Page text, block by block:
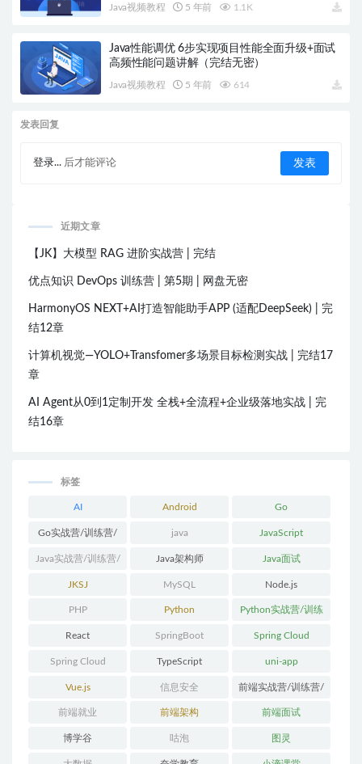
Java视频教程 5 年前 1.1K
Java性能调优 6步实现项目性能全面升级+面试
高频性能问题讲解（完结无密）
Java视频教程 5 年前 614
发表回复
登录... 后才能评论
近期文章
【JK】大模型 RAG 进阶实战营 | 完结
优点知识 DevOps 训练营 | 第5期 | 网盘无密
HarmonyOS NEXT+AI打造智能助手APP (适配DeepSeek) | 完
结12章
计算机视觉—YOLO+Transfomer多场景目标检测实战 | 完结17
章
AI Agent从0到1定制开发 全栈+全流程+企业级落地实战 | 完
结16章
标签
AI Android Go
Go实战营/训练营/
体系课
java JavaScript
Java实战营/训练营/
体系课
Java架构师 Java面试
JKSJ MySQL Node.js
PHP Python Python实战营/训练
营/体系课
React SpringBoot Spring Cloud
Spring Cloud
Alibaba
TypeScript uni-app
Vue.js 信息安全 前端实战营/训练营/
体系课
前端就业 前端架构 前端面试
博学谷 咕泡 图灵